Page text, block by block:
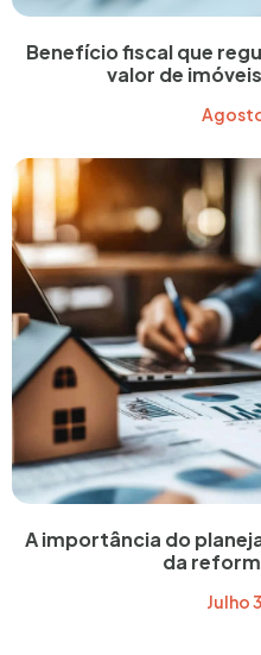
Benefício fiscal que
valor de
A importância do
da
Julho